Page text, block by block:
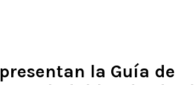
la Guía de